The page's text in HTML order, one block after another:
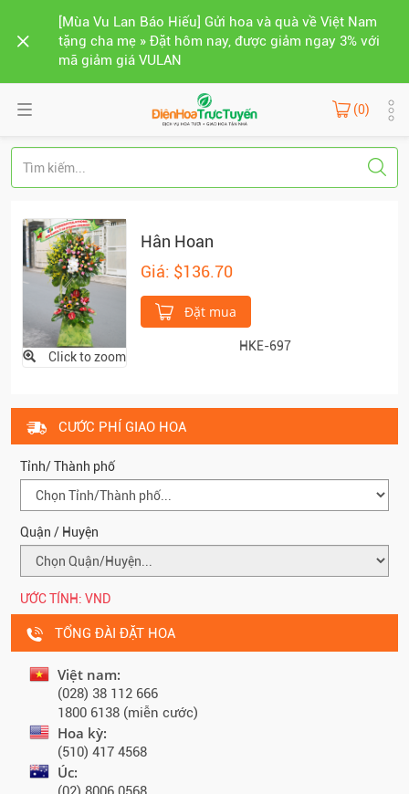
[Mùa Vu Lan Báo Hiếu] Gửi hoa và quà về Việt Nam
tặng cha mẹ » Đặt hôm nay, được giảm ngay 3% với
mã giảm giá VULAN
(0)
Click to zoom
Hân Hoan
Giá: $136.70
Đặt mua
HKE-697
CƯỚC PHÍ GIAO HOA
Tỉnh/ Thành phố
Quận / Huyện
ƯỚC TÍNH: VND
TỔNG ĐÀI ĐẶT HOA
Việt nam:
(028) 38 112 666
1800 6138 (miễn cước)
Hoa kỳ:
(510) 417 4568
Úc: